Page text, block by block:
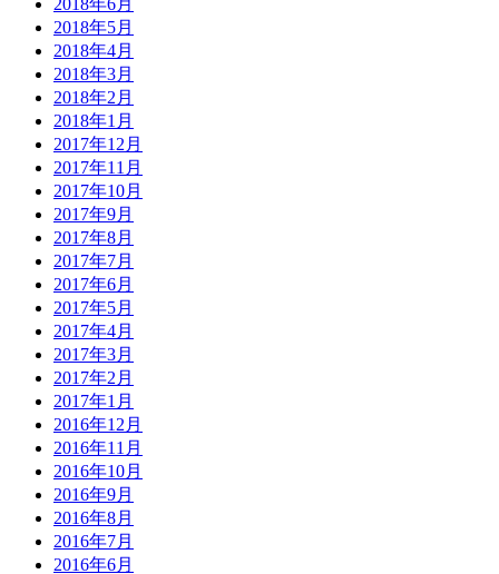
2018年6月
2018年5月
2018年4月
2018年3月
2018年2月
2018年1月
2017年12月
2017年11月
2017年10月
2017年9月
2017年8月
2017年7月
2017年6月
2017年5月
2017年4月
2017年3月
2017年2月
2017年1月
2016年12月
2016年11月
2016年10月
2016年9月
2016年8月
2016年7月
2016年6月